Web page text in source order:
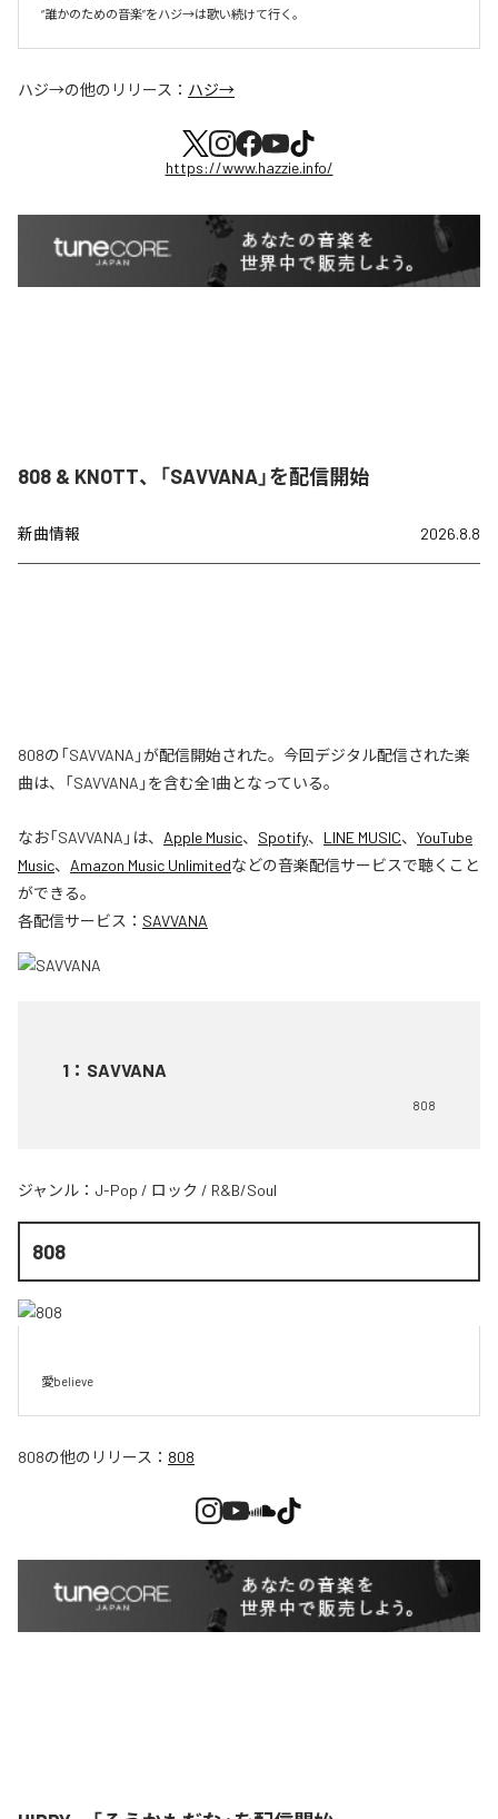
ハジ→の他のリリース： ハジ→
https://www.hazzie.info/
808 & KNOTT、「SAVVANA」を配信開始
新曲情報 2026.8.8
808の「SAVVANA」が配信開始された。今回デジタル配信された楽
曲は、「SAVVANA」を含む全1曲となっている。
なお「SAVVANA 」は、 Apple Music、 Spotify、 LINE MUSIC、 YouTube
Music、 Amazon Music Unlimitedなどの音楽配信サービスで聴くこと
ができる。
各配信サービス： SAVVANA
1 ： SAVVANA
808
ジャンル： J-Pop / ロック / R&B/Soul
808
愛believe
808の他のリリース： 808